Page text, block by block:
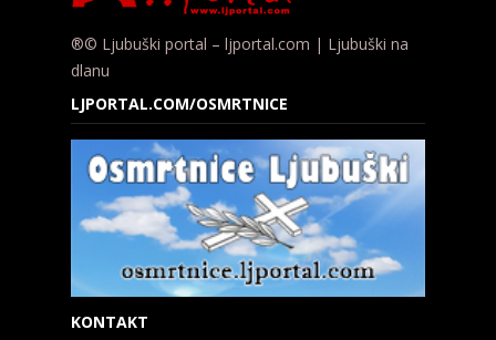
®© Ljubuški portal – ljportal.com | Ljubuški na
dlanu
LJPORTAL.COM/OSMRTNICE
KONTAKT